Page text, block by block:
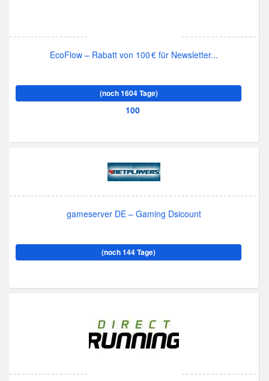
EcoFlow – Rabatt von 100 € für Newsletter...
(noch 1604 Tage)
100
gameserver DE – Gaming Dsicount
(noch 144 Tage)